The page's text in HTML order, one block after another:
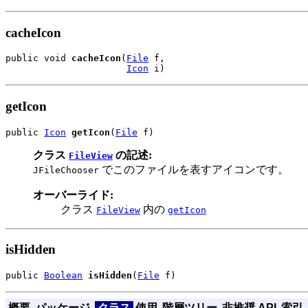
cacheIcon
public void cacheIcon ( File f,
Icon i)
getIcon
public Icon getIcon ( File f)
クラス FileView の記述:
JFileChooser でこのファイルを表すアイコンです。
オーバーライド:
クラス FileView 内の getIcon
isHidden
public Boolean isHidden ( File f)